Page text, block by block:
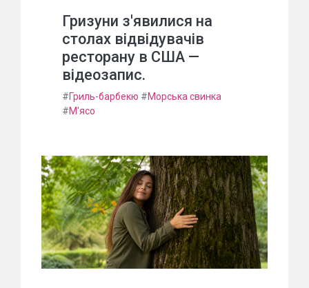
Гризуни з'явилися на
столах відвідувачів
ресторану в США —
відеозапис.
#Гриль-барбекю #Морська свинка
#М'ясо